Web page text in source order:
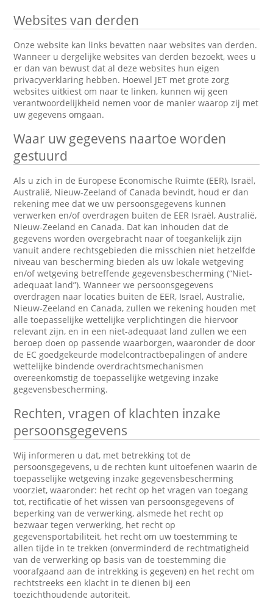
Websites van derden
Onze website kan links bevatten naar websites van derden.
Wanneer u dergelijke websites van derden bezoekt, wees u
er dan van bewust dat al deze websites hun eigen
privacyverklaring hebben. Hoewel JET met grote zorg
websites uitkiest om naar te linken, kunnen wij geen
verantwoordelijkheid nemen voor de manier waarop zij met
uw gegevens omgaan.
Waar uw gegevens naartoe worden
gestuurd
Als u zich in de Europese Economische Ruimte (EER), Israël,
Australië, Nieuw-Zeeland of Canada bevindt, houd er dan
rekening mee dat we uw persoonsgegevens kunnen
verwerken en/of overdragen buiten de EER Israël, Australië,
Nieuw-Zeeland en Canada. Dat kan inhouden dat de
gegevens worden overgebracht naar of toegankelijk zijn
vanuit andere rechtsgebieden die misschien niet hetzelfde
niveau van bescherming bieden als uw lokale wetgeving
en/of wetgeving betreffende gegevensbescherming (“Niet-
adequaat land”). Wanneer we persoonsgegevens
overdragen naar locaties buiten de EER, Israël, Australië,
Nieuw-Zeeland en Canada, zullen we rekening houden met
alle toepasselijke wettelijke verplichtingen die hiervoor
relevant zijn, en in een niet-adequaat land zullen we een
beroep doen op passende waarborgen, waaronder de door
de EC goedgekeurde modelcontractbepalingen of andere
wettelijke bindende overdrachtsmechanismen
overeenkomstig de toepasselijke wetgeving inzake
gegevensbescherming.
Rechten, vragen of klachten inzake
persoonsgegevens
Wij informeren u dat, met betrekking tot de
persoonsgegevens, u de rechten kunt uitoefenen waarin de
toepasselijke wetgeving inzake gegevensbescherming
voorziet, waaronder: het recht op het vragen van toegang
tot, rectificatie of het wissen van persoonsgegevens of
beperking van de verwerking, alsmede het recht op
bezwaar tegen verwerking, het recht op
gegevensportabiliteit, het recht om uw toestemming te
allen tijde in te trekken (onverminderd de rechtmatigheid
van de verwerking op basis van de toestemming die
voorafgaand aan de intrekking is gegeven) en het recht om
rechtstreeks een klacht in te dienen bij een
toezichthoudende autoriteit.